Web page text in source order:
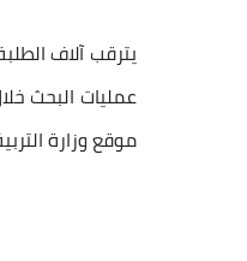
يترقب آلاف
موقع وزارة